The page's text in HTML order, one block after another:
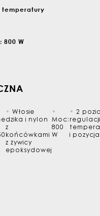
temperatury
800 W
•
Włosie
dzika i nylon
z
końcówkami
z żywicy
epoksydowej
•
Moc:
800
W
• 2
regulacji
i pozycja